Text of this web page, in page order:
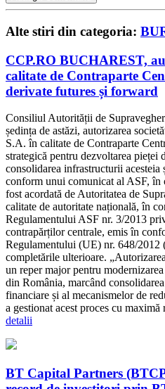
Alte stiri din categoria:
CCP.RO BUCHAREST,
calitate de Contraparte
derivate futures și forward
Consiliul Autorității de
ședința de astăzi, autorizarea
S.A. în calitate de Contraparte
strategică pentru dezvoltarea pieței
consolidarea infrastructurii acesteia
conform unui comunicat al ASF, în
fost acordată de Autoritatea de
calitate de autoritate națională, în
Regulamentului ASF nr. 3/2013
contrapărților centrale, emis în
Regulamentului (UE) nr. 648/
completările ulterioare.
un reper major pentru
din România, marcând
financiare și al mecanismelor de
a gestionat acest proces cu
detalii
BT Capital Partners